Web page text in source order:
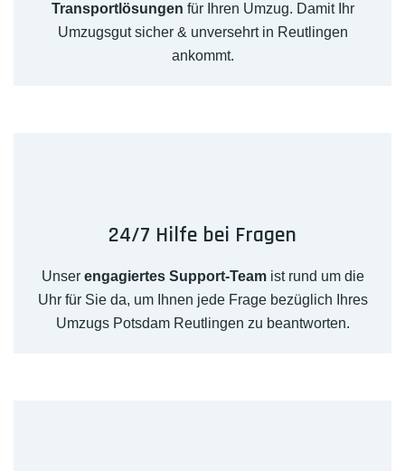
Transportlösungen für Ihren Umzug. Damit Ihr
Umzugsgut sicher & unversehrt in Reutlingen
ankommt.
24/7 Hilfe bei Fragen
Unser engagiertes Support-Teamist rund um die
Uhr für Sie da, um Ihnen jede Frage bezüglich Ihres
Umzugs Potsdam Reutlingen zu beantworten.